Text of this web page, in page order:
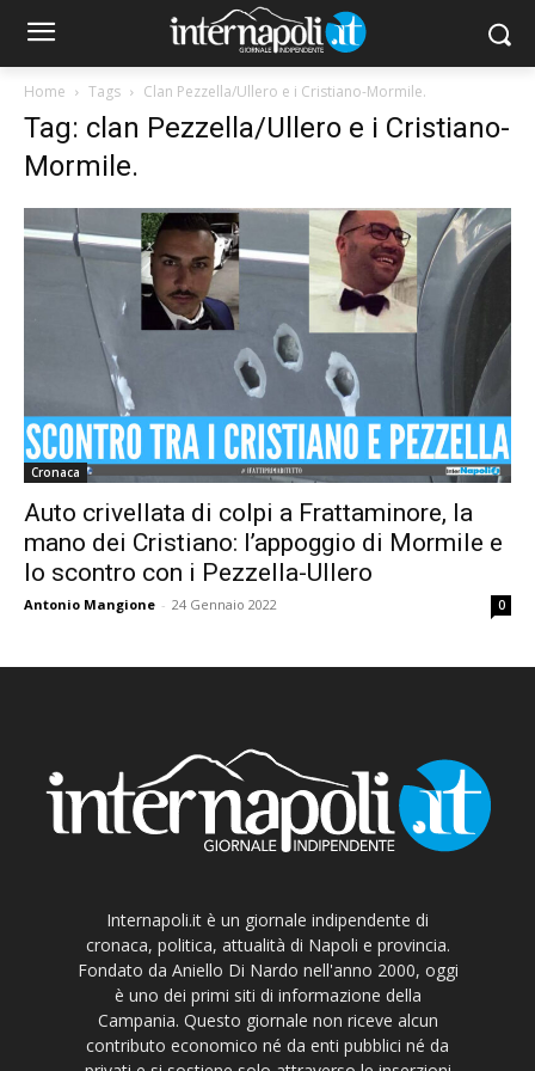
Home Tags Clan Pezzella/Ullero e i Cristiano-Mormile.
Tag: clan Pezzella/Ullero e i Cristiano-
Mormile.
Cronaca
Auto crivellata di colpi a Frattaminore, la
mano dei Cristiano: l’appoggio di Mormile e
lo scontro con i Pezzella-Ullero
Antonio Mangione - 24 Gennaio 2022 0
Internapoli.it è un giornale indipendente di
cronaca, politica, attualità di Napoli e provincia.
Fondato da Aniello Di Nardo nell'anno 2000, oggi
è uno dei primi siti di informazione della
Campania. Questo giornale non riceve alcun
contributo economico né da enti pubblici né da